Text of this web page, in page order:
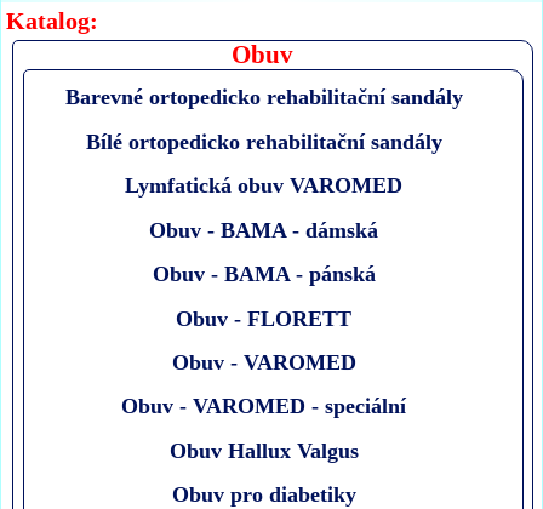
Katalog:
Obuv
Barevné ortopedicko rehabilitační sandály
Bílé ortopedicko rehabilitační sandály
Lymfatická obuv VAROMED
Obuv - BAMA - dámská
Obuv - BAMA - pánská
Obuv - FLORETT
Obuv - VAROMED
Obuv - VAROMED - speciální
Obuv Hallux Valgus
Obuv pro diabetiky